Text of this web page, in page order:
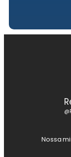
Nossa